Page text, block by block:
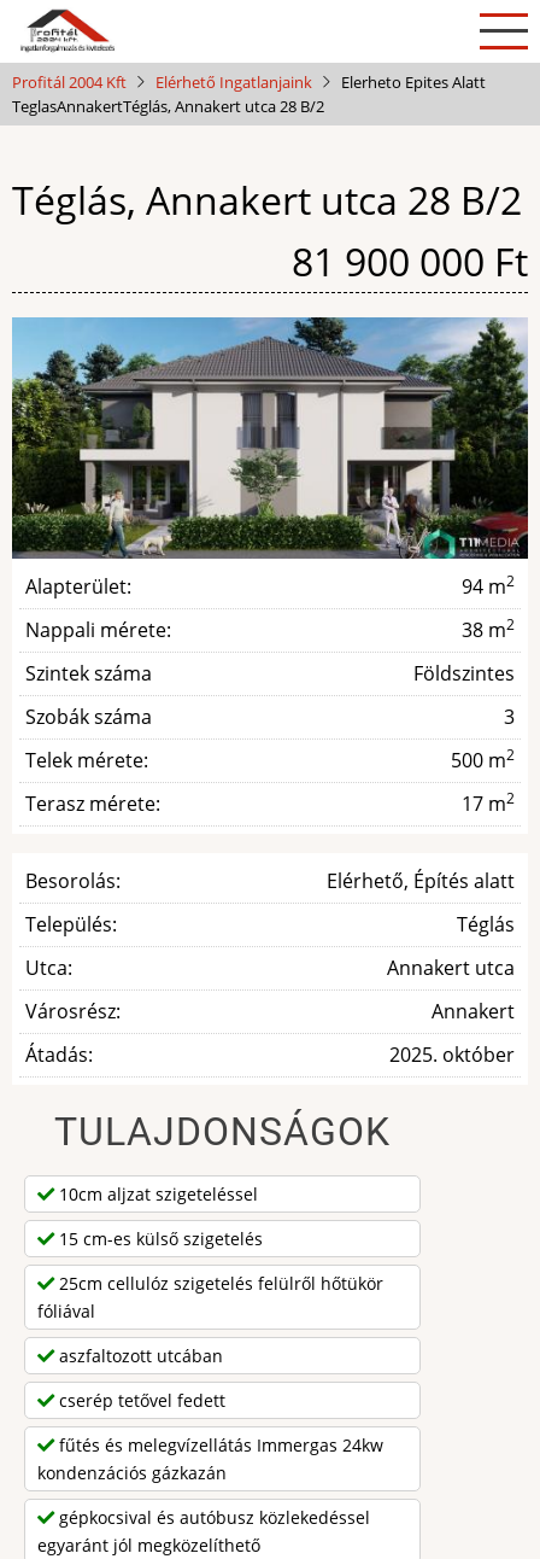
Ugrás
tartalomra
Profitál 2004 Kft Elérhető Ingatlanjaink
Elerheto Epites Alatt
TeglasAnnakertTéglás, Annakert utca 28 B/2
Téglás, Annakert utca 28 B/2
81 900 000 Ft
Alapterület: 94 m2
Nappali mérete: 38 m2
Szintek száma
Földszintes
Szobák száma
3
Telek mérete:
500 m2
Terasz mérete: 17 m2
Besorolás:
Elérhető, Építés alatt
Település:
Téglás
Utca:
Annakert utca
Városrész:
Annakert
Átadás:
2025. október
TULAJDONSÁGOK
10cm aljzat szigeteléssel
15 cm-es külső szigetelés
25cm cellulóz szigetelés felülről hőtükör
fóliával
aszfaltozott utcában
cserép tetővel fedett
fűtés és melegvízellátás Immergas 24kw
kondenzációs gázkazán
gépkocsival és autóbusz közlekedéssel
egyaránt jól megközelíthető